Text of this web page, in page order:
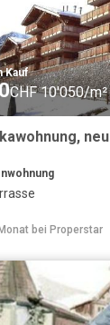
Kauf
CHF 10'050/m²
neu
bei Properstar